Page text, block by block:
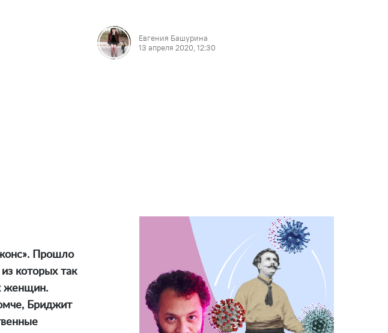
Евгения Башурина
13 апреля 2020, 12:30
Прошло
которых так
женщин.
Бриджит